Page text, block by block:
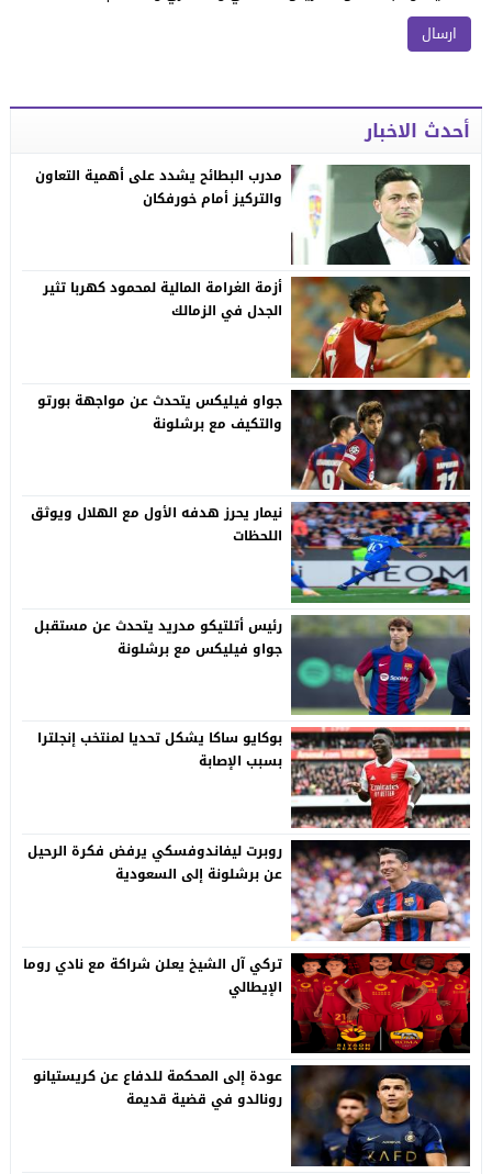
أحدث الاخبار
مدرب البطائح يشدد على أهمية التعاون
والتركيز أمام خورفكان
أزمة الغرامة المالية لمحمود كهربا تثير
الجدل في الزمالك
جواو فيليكس يتحدث عن مواجهة بورتو
والتكيف مع برشلونة
نيمار يحرز هدفه الأول مع الهلال ويوثق
اللحظات
رئيس أتلتيكو مدريد يتحدث عن مستقبل
جواو فيليكس مع برشلونة
بوكايو ساكا يشكل تحديا لمنتخب إنجلترا
بسبب الإصابة
روبرت ليفاندوفسكي يرفض فكرة الرحيل
عن برشلونة إلى السعودية
تركي آل الشيخ يعلن شراكة مع نادي روما
الإيطالي
عودة إلى المحكمة للدفاع عن كريستيانو
رونالدو في قضية قديمة